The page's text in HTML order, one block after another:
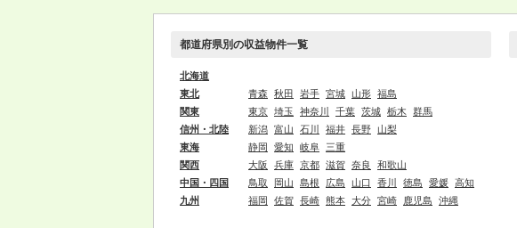
都道府県別の収益物件一覧
北海道
東北
青森 秋田 岩手 宮城 山形 福島
関東
東京 埼玉 神奈川 千葉 茨城 栃木
群馬
信州・北陸
新潟 富山 石川 福井 長野
山梨
東海
静岡 愛知 岐阜
三重
関西
大阪 兵庫 京都 滋賀 奈良
和歌山
中国・四国
鳥取 岡山 島根 広島 山口 香川 徳島 愛媛 高知
九州
福岡 佐賀 長崎 熊本 大分 宮崎 鹿児島 沖縄